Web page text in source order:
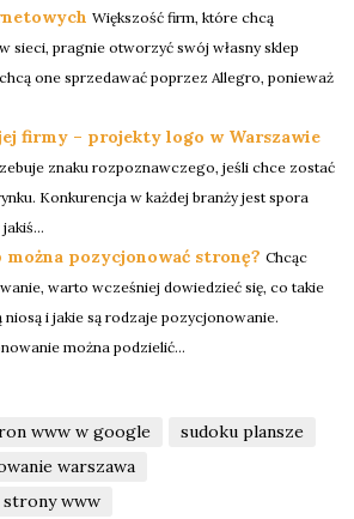
Większość firm, które chcą
sieci, pragnie otworzyć swój własny sklep
one sprzedawać poprzez Allegro, ponieważ
firmy – projekty logo w Warszawie
znaku rozpoznawczego, jeśli chce zostać
Konkurencja w każdej branży jest spora
można pozycjonować stronę? Chcąc
warto wcześniej dowiedzieć się, co takie
niosą i jakie są rodzaje pozycjonowanie.
można podzielić...
www w google
sudoku plansze
warszawa
strony www